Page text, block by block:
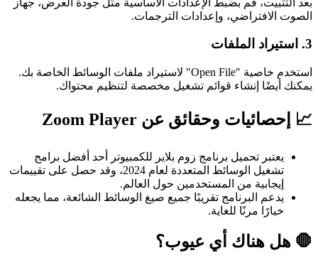
بعد التثبيت، قم بضبط الإعدادات الأساسية مثل جودة العرض، جهاز
الصوت الافتراضي، وإعدادات الترجمات.
3. استيراد الملفات
استخدم خاصية "Open File" لاستيراد ملفات الوسائط الخاصة بك.
يمكنك أيضًا إنشاء قوائم تشغيل مخصصة لتنظيم محتواك.
📈 إحصائيات وحقائق عن Zoom Player
يعتبر تحميل برنامج زوم بلاير للكمبيوتر أحد أفضل برامج
تشغيل الوسائط المتعددة لعام 2024، وقد حصل على تقييمات
إيجابية من المستخدمين حول العالم.
يدعم البرنامج تقريبًا جميع صيغ الوسائط الشائعة، مما يجعله
خيارًا مرنًا للغاية.
🛑 هل هناك أي عيوب؟